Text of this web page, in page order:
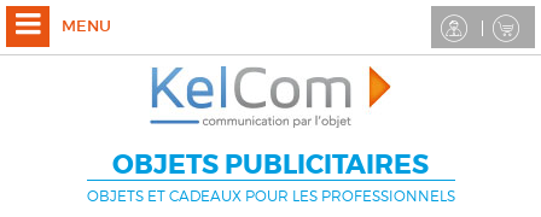
OBJETS PUBLICITAIRES
OBJETS ET CADEAUX POUR LES PROFESSIONNELS
MENU